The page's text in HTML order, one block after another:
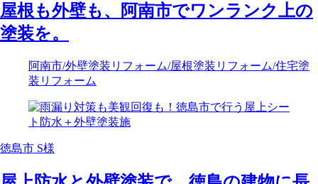
屋根も外壁も、阿南市でワンランク上の
塗装を。
阿南市/外壁塗装リフォーム/屋根塗装リフォーム/住宅塗
装リフォーム
徳島市 S様